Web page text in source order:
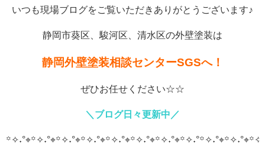
いつも現場ブログをご覧いただきありがとうございます♪
静岡市葵区、駿河区、清水区の外壁塗装は
静岡外壁塗装相談センターSGSへ！
ぜひお任せください☆☆
＼ブログ日々更新中／
꙳✧˖°⌖꙳✧˖°⌖꙳✧˖°⌖꙳✧˖°⌖꙳✧˖°⌖꙳✧˖°⌖꙳✧˖°⌖꙳✧˖°